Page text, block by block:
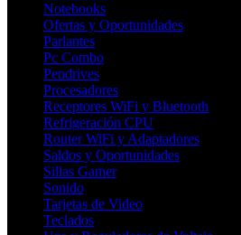
Notebooks
Ofertas y Oportunidades
Parlantes
Pc Combo
Pendrives
Procesadores
Receptores WiFi y Bluetooth
Refrigeración CPU
Router WiFi y Adaptadores
Saldos y Oportunidades
Sillas Gamer
Sonido
Tarjetas de Video
Teclados